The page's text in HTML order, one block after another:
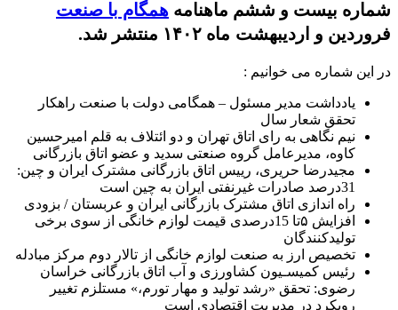
شماره بیست و ششم ماهنامه همگام با صنعت
فروردین و اردیبهشت ماه ۱۴۰۲ منتشر شد.
در این شماره می خوانیم :
یادداشت مدیر مسئول – همگامی دولت با صنعت راهکار
تحقق شعار سال
نیم نگاهی به رای اتاق تهران و دو ائتلاف به قلم امیرحسین
کاوه، مدیرعامل گروه صنعتی سدید و عضو اتاق بازرگانی
مجیدرضا حریری، رییس اتاق بازرگانی مشترک ایران و چین:
31درصد صادرات غیرنفتی ایران به چین است
راه اندازی اتاق مشترک بازرگانی ایران و عربستان / بزودی
افزایش ۵تا 15درصدی قیمت لوازم خانگی از سوی برخی
تولیدکنندگان
تخصیص ارز به صنعت لوازم خانگی از تالار دوم مرکز مبادله
رئیس کمیسـیون کشاورزی و آب اتاق بازرگانی خراسان
رضوی: تحقق «رشد تولید و مهار تورم،» مستلزم تغییر
رویکرد در مدیریت اقتصادی است